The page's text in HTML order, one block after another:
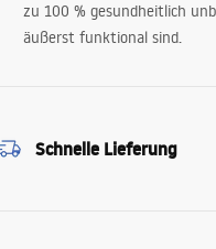
zu 100 % gesundheitlich
äußerst funktional sind.
Schnelle Lieferung